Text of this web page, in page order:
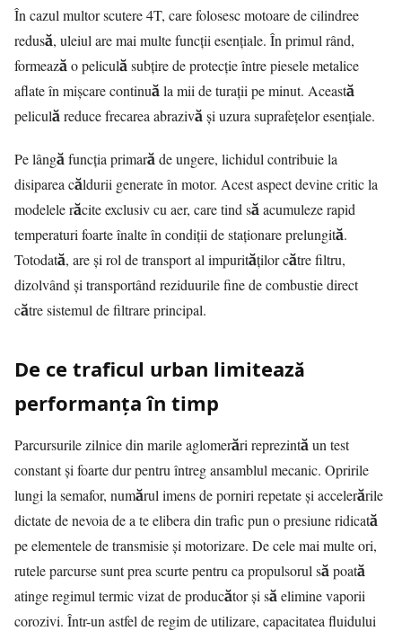
În cazul multor scutere 4T, care folosesc motoare de cilindree
redusă, uleiul are mai multe funcții esențiale. În primul rând,
formează o peliculă subțire de protecție între piesele metalice
aflate în mișcare continuă la mii de turații pe minut. Această
peliculă reduce frecarea abrazivă și uzura suprafețelor esențiale.
Pe lângă funcția primară de ungere, lichidul contribuie la
disiparea căldurii generate în motor. Acest aspect devine critic la
modelele răcite exclusiv cu aer, care tind să acumuleze rapid
temperaturi foarte înalte în condiții de staționare prelungită.
Totodată, are și rol de transport al impurităților către filtru,
dizolvând și transportând reziduurile fine de combustie direct
către sistemul de filtrare principal.
De ce traficul urban limitează
performanța în timp
Parcursurile zilnice din marile aglomerări reprezintă un test
constant și foarte dur pentru întreg ansamblul mecanic. Opririle
lungi la semafor, numărul imens de porniri repetate și accelerările
dictate de nevoia de a te elibera din trafic pun o presiune ridicată
pe elementele de transmisie și motorizare. De cele mai multe ori,
rutele parcurse sunt prea scurte pentru ca propulsorul să poată
atinge regimul termic vizat de producător și să elimine vaporii
corozivi. Într-un astfel de regim de utilizare, capacitatea fluidului